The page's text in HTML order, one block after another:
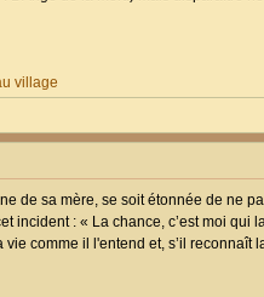
village
de sa mère, se soit étonnée de ne
incident : « La chance, c’est moi
comme il l'entend et, s’il